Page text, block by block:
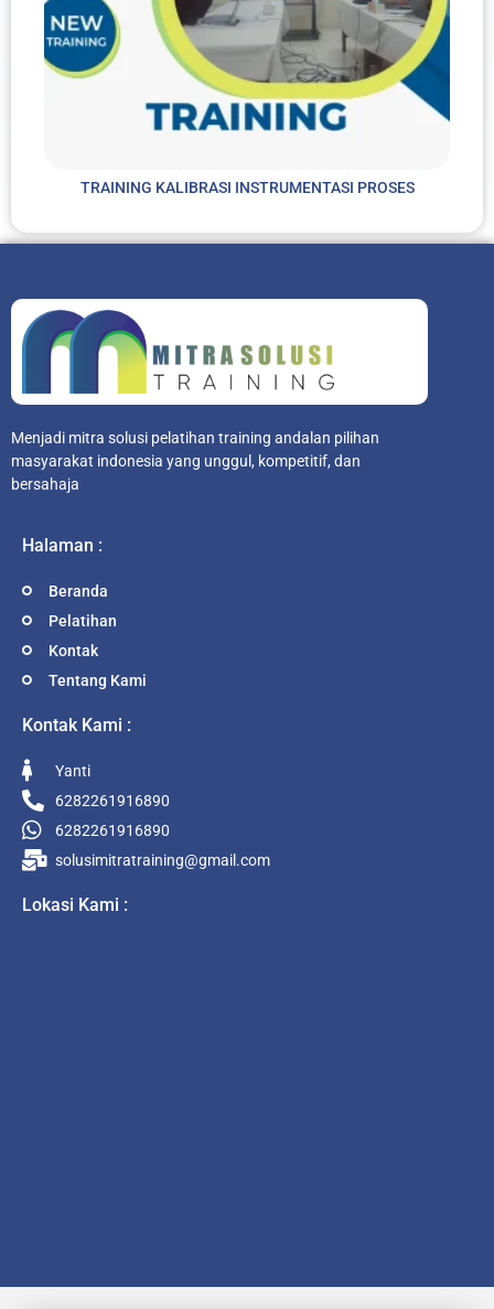
TRAINING KALIBRASI INSTRUMENTASI PROSES
Menjadi mitra solusi pelatihan training andalan pilihan
masyarakat indonesia yang unggul, kompetitif, dan
bersahaja
Halaman :
Beranda
Pelatihan
Kontak
Tentang Kami
Kontak Kami :
Yanti
6282261916890
6282261916890
solusimitratraining@gmail.com
Lokasi Kami :